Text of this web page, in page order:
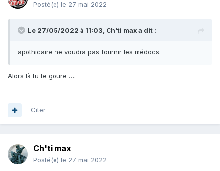
Posté(e) le 27 mai 2022
Le 27/05/2022 à 11:03, Ch'ti max a dit :
apothicaire ne voudra pas fournir les médocs.
Alors là tu te goure ….
Citer
Ch'ti max
Posté(e) le 27 mai 2022